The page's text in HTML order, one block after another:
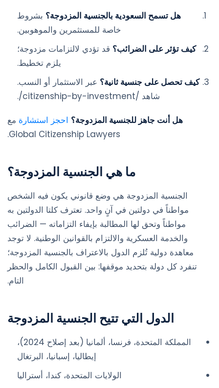
هل تسمح السعودية بالجنسية المزدوجة؟ بشروط
خاصة للمستثمرين والموهوبين.
كيف تؤثر على الضرائب؟ قد تؤدي لالتزامات مزدوجة؛
يلزم تخطيط.
كيف تحصل على جنسية ثانية؟ عبر الاستثمار أو النسب.
شاهد /citizenship-by-investment/.
هل أنت جاهز للجنسية المزدوجة؟ احجز استشارة مع
Global Citizenship Lawyers.
ما هي الجنسية المزدوجة؟
الجنسية المزدوجة هي وضع قانوني يكون فيه الشخص
مواطناً في دولتين في آنٍ واحد. تعترف كلتا الدولتين به
مواطناً وتحق لها المطالبة بإيفاء التزاماته — الضرائب
والخدمة العسكرية والالتزام بالقوانين الوطنية. لا توجد
معاهدة دولية تُلزم الدول بالاعتراف بالجنسية المزدوجة؛
تنفرد كل دولة بتحديد موقفها: بين القبول الكامل والحظر
التام.
الدول التي تتيح الجنسية المزدوجة
المملكة المتحدة، فرنسا، ألمانيا (بعد إصلاح 2024)،
إيطاليا، إسبانيا، البرتغال
الولايات المتحدة، كندا، أستراليا